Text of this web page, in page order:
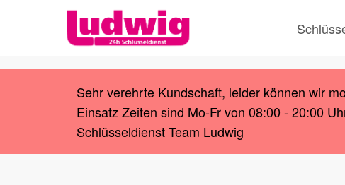
content
Sehr verehrte Kundschaft, leider können wir
Einsatz Zeiten sind Mo-Fr von 08:00 - 20:00
Schlüsseldienst Team Ludwig